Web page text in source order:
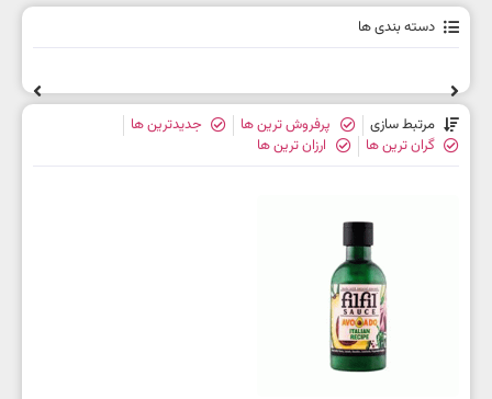
دسته بندی ها
مرتبط سازی پرفروش ترین ها
جدیدترین ها
گران ترین ها
ارزان ترین ها